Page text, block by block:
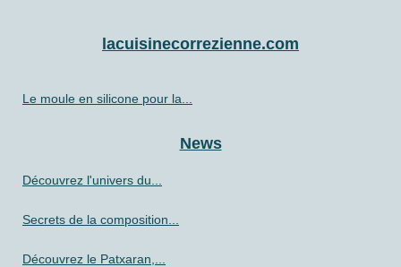
lacuisinecorrezienne.com
Le moule en silicone pour la...
News
Découvrez l'univers du...
Secrets de la composition...
Découvrez le Patxaran,...